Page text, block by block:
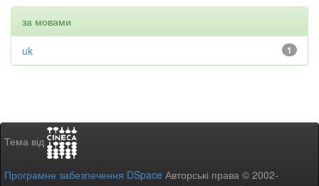
за мовами
1
uk
Тема від
Програмне забезпечення DSpace Авторські права © 2002-